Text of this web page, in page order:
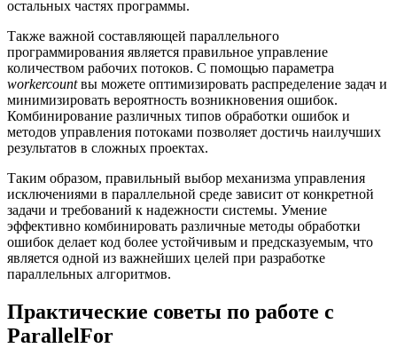
остальных частях программы.
Также важной составляющей параллельного
программирования является правильное управление
количеством рабочих потоков. С помощью параметра
workercountвы можете оптимизировать распределение задач и
минимизировать вероятность возникновения ошибок.
Комбинирование различных типов обработки ошибок и
методов управления потоками позволяет достичь наилучших
результатов в сложных проектах.
Таким образом, правильный выбор механизма управления
исключениями в параллельной среде зависит от конкретной
задачи и требований к надежности системы. Умение
эффективно комбинировать различные методы обработки
ошибок делает код более устойчивым и предсказуемым, что
является одной из важнейших целей при разработке
параллельных алгоритмов.
Практические советы по работе с
ParallelFor